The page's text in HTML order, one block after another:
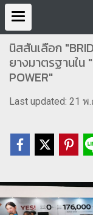
นิสสันเลือก
ยางมาตรฐานใน
POWER"
Last updated: 21 พ